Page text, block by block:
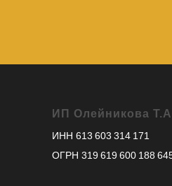
ИП Олейникова
ИНН 613 603 314 171
ОГРН 319 619 600 188